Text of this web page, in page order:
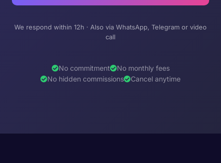
We respond within 12h · Also via WhatsApp, Telegram or video
call
No commitment
No monthly fees
No hidden commissions
Cancel anytime